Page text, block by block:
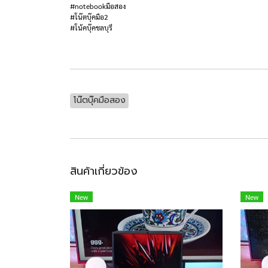
#notebookมือสอง
#โน๊ตบุ๊คมือ2
#โน้คบุ๊คชลบุรี
โน๊ตบุ๊คมือสอง
สินค้าเกี่ยวข้อง
New New